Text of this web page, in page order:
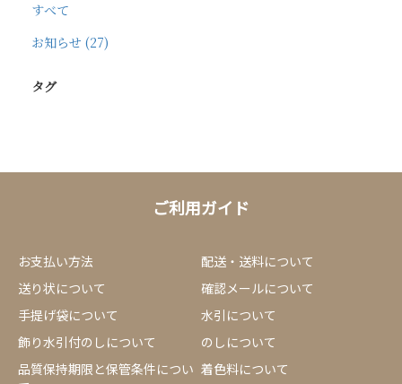
すべて
お知らせ (27)
タグ
ご利用ガイド
お支払い方法
配送・送料について
送り状について
確認メールについて
手提げ袋について
水引について
飾り水引付のしについて
のしについて
品質保持期限と保管条件につい 着色料について